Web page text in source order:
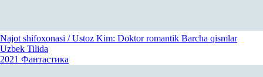
Najot shifoxonasi / Ustoz Kim: Doktor romantik Barcha qismlar
Uzbek Tilida
2021 Фантастика